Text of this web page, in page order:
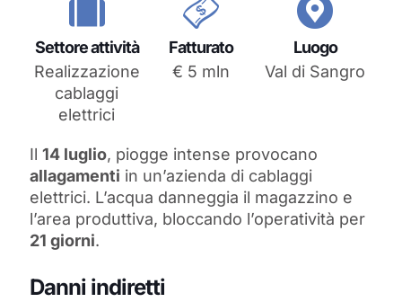
Settore attività
Realizzazione
cablaggi
elettrici
Fatturato
€ 5 mln
Luogo
Val di Sangro
Il 14 luglio, piogge intense provocano
allagamenti in un’azienda di cablaggi
elettrici. L’acqua danneggia il magazzino e
l’area produttiva, bloccando l’operatività per
21 giorni.
Danni indiretti